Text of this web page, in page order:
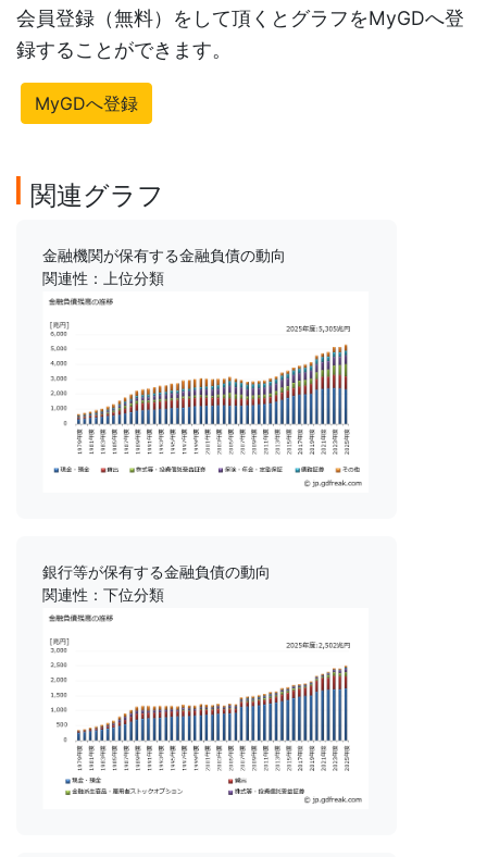
会員登録（無料）をして頂くとグラフをMyGDへ登
録することができます。
MyGDへ登録
関連グラフ
金融機関が保有する金融負債の動向
関連性：上位分類
銀行等が保有する金融負債の動向
関連性：下位分類